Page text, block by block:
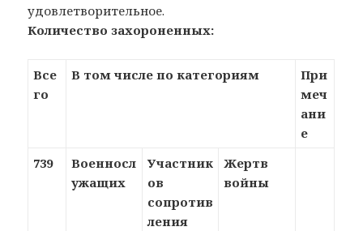
удовлетворительное.
Количество захороненных:
Все
го
В том числе по категориям
При
меч
ани
е
739
Военносл
ужащих
Участник
ов
сопротив
ления
Жертв
войны